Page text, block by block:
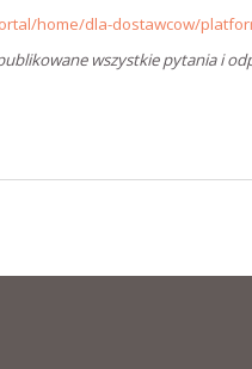
home/dla-dostawcow/
wszystkie pytania i